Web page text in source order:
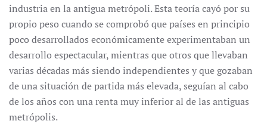
industria en la antigua metrópoli. Esta teoría cayó por su
propio peso cuando se comprobó que países en principio
poco desarrollados económicamente experimentaban un
desarrollo espectacular, mientras que otros que llevaban
varias décadas más siendo independientes y que gozaban
de una situación de partida más elevada, seguían al cabo
de los años con una renta muy inferior al de las antiguas
metrópolis.